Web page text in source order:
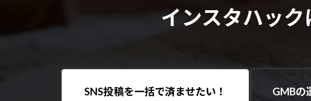
インスタハック
SNS投稿を一括で済ませたい！ GMBの